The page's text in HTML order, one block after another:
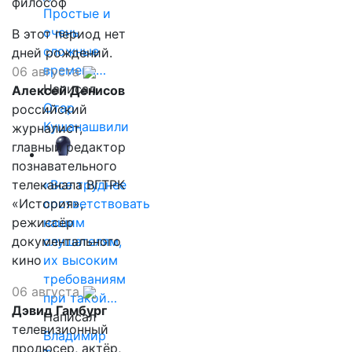
Простые и
очень
сложные
времена…
Написал
Отар
Кушанашвили
«Все труднее
соответствовать
нашим
слушателям,
их высоким
требованиям
при такой…
Написал
Владимир
В этот период нет
дней рождений.
06 августа
Алексей Денисов
российский
журналист,
главный редактор
познавательного
телеканала ВГТРК
«История»,
режиссёр
документального
кино
06 августа
Дэвид Гамбург
телевизионный
продюсер, актёр,